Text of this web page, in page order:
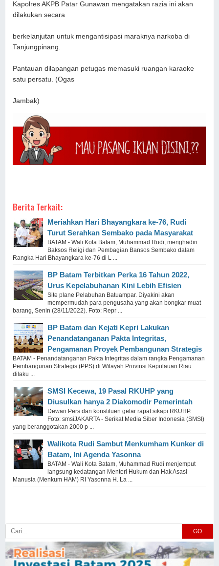
Kapolres AKPB Patar Gunawan mengatakan razia ini akan
dilakukan secara
berkelanjutan untuk mengantisipasi maraknya narkoba di
Tanjungpinang.
Pantauan dilapangan petugas memasuki ruangan karaoke
satu persatu. (Ogas
Jambak)
Berita Terkait:
Meriahkan Hari Bhayangkara ke-76, Rudi
Turut Serahkan Sembako pada Masyarakat
BATAM - Wali Kota Batam, Muhammad Rudi, menghadiri
Baksos Religi dan Pembagian Bansos Sembako dalam
Rangka Hari Bhayangkara ke-76 di L ...
BP Batam Terbitkan Perka 16 Tahun 2022,
Urus Kepelabuhanan Kini Lebih Efisien
Site plane Pelabuhan Batuampar. Diyakini akan
mempermudah para pengusaha yang akan bongkar muat
barang, Senin (28/11/2022). Foto: Repr ...
BP Batam dan Kejati Kepri Lakukan
Penandatanganan Pakta Integritas,
Pengamanan Proyek Pembangunan Strategis
BATAM - Penandatanganan Pakta Integritas dalam rangka Pengamanan
Pembangunan Strategis (PPS) di Wilayah Provinsi Kepulauan Riau
dilaku ...
SMSI Kecewa, 19 Pasal RKUHP yang
Diusulkan hanya 2 Diakomodir Pemerintah
Dewan Pers dan konstituen gelar rapat sikapi RKUHP.
Foto: smsiJAKARTA - Serikat Media Siber Indonesia (SMSI)
yang beranggotakan 2000 p ...
Walikota Rudi Sambut Menkumham Kunker di
Batam, Ini Agenda Yasonna
BATAM - Wali Kota Batam, Muhammad Rudi menjemput
langsung kedatangan Menteri Hukum dan Hak Asasi
Manusia (Menkum HAM) RI Yasonna H. La ...
GO